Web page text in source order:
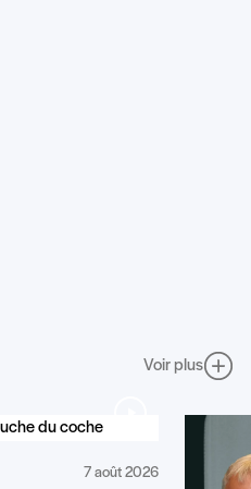
Voir plus
7 août 2026